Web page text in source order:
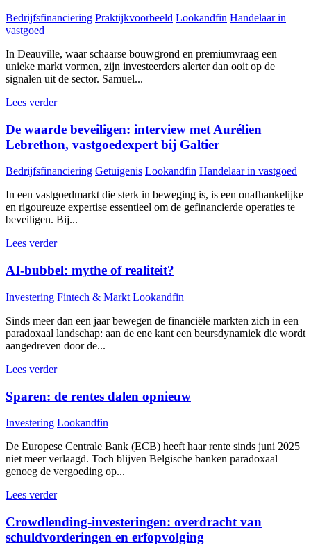
Bedrijfsfinanciering Praktijkvoorbeeld Lookandfin Handelaar in
vastgoed
In Deauville, waar schaarse bouwgrond en premiumvraag een
unieke markt vormen, zijn investeerders alerter dan ooit op de
signalen uit de sector. Samuel...
Lees verder
De waarde beveiligen: interview met Aurélien
Lebrethon, vastgoedexpert bij Galtier
Bedrijfsfinanciering Getuigenis Lookandfin Handelaar in vastgoed
In een vastgoedmarkt die sterk in beweging is, is een onafhankelijke
en rigoureuze expertise essentieel om de gefinancierde operaties te
beveiligen. Bij...
Lees verder
AI-bubbel: mythe of realiteit?
Investering Fintech & Markt Lookandfin
Sinds meer dan een jaar bewegen de financiële markten zich in een
paradoxaal landschap: aan de ene kant een beursdynamiek die wordt
aangedreven door de...
Lees verder
Sparen: de rentes dalen opnieuw
Investering Lookandfin
De Europese Centrale Bank (ECB) heeft haar rente sinds juni 2025
niet meer verlaagd. Toch blijven Belgische banken paradoxaal
genoeg de vergoeding op...
Lees verder
Crowdlending-investeringen: overdracht van
schuldvorderingen en erfopvolging